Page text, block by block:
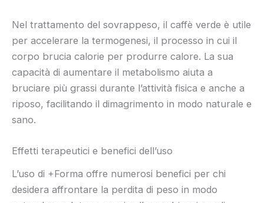
Nel trattamento del sovrappeso, il caffè verde è utile
per accelerare la termogenesi, il processo in cui il
corpo brucia calorie per produrre calore. La sua
capacità di aumentare il metabolismo aiuta a
bruciare più grassi durante l’attività fisica e anche a
riposo, facilitando il dimagrimento in modo naturale e
sano.
Effetti terapeutici e benefici dell’uso
L’uso di +Forma offre numerosi benefici per chi
desidera affrontare la perdita di peso in modo